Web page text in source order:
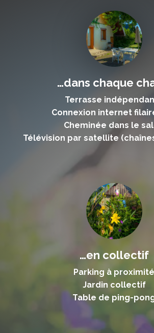
…dans chaque
Terrasse
Connexion internet
Cheminée dans le
Télévision par satellite
…en collectif
Parking à proximité
Jardin collectif
Table de ping-